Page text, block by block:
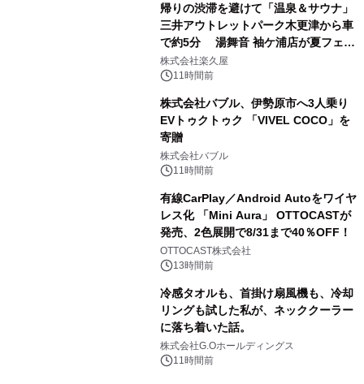
帰りの渋滞を避けて「温泉＆サウナ」
三井アウトレットパーク木更津から車
で約5分 湯舞音 袖ケ浦店が夏フェア
メニューを提供
株式会社楽久屋
11時間前
株式会社バブル、伊勢原市へ3人乗り
EVトゥクトゥク 「VIVEL COCO」を
寄贈
株式会社バブル
11時間前
有線CarPlay／Android Autoをワイヤ
レス化 「Mini Aura」 OTTOCASTが
発売、2色展開で8/31まで40％OFF！
OTTOCAST株式会社
13時間前
冷感タオルも、首掛け扇風機も、冷却
リングも試した私が、ネッククーラー
に落ち着いた話。
株式会社G.Oホールディングス
11時間前